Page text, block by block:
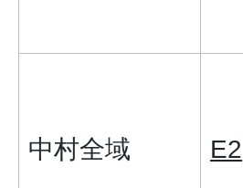
中村全域 E2